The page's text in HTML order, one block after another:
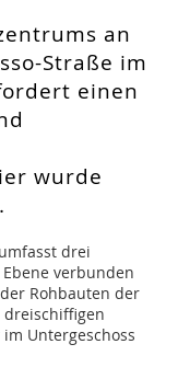
an
Straße im
einen
wurde
drei
verbunden
Rohbauten der
Untergeschoss